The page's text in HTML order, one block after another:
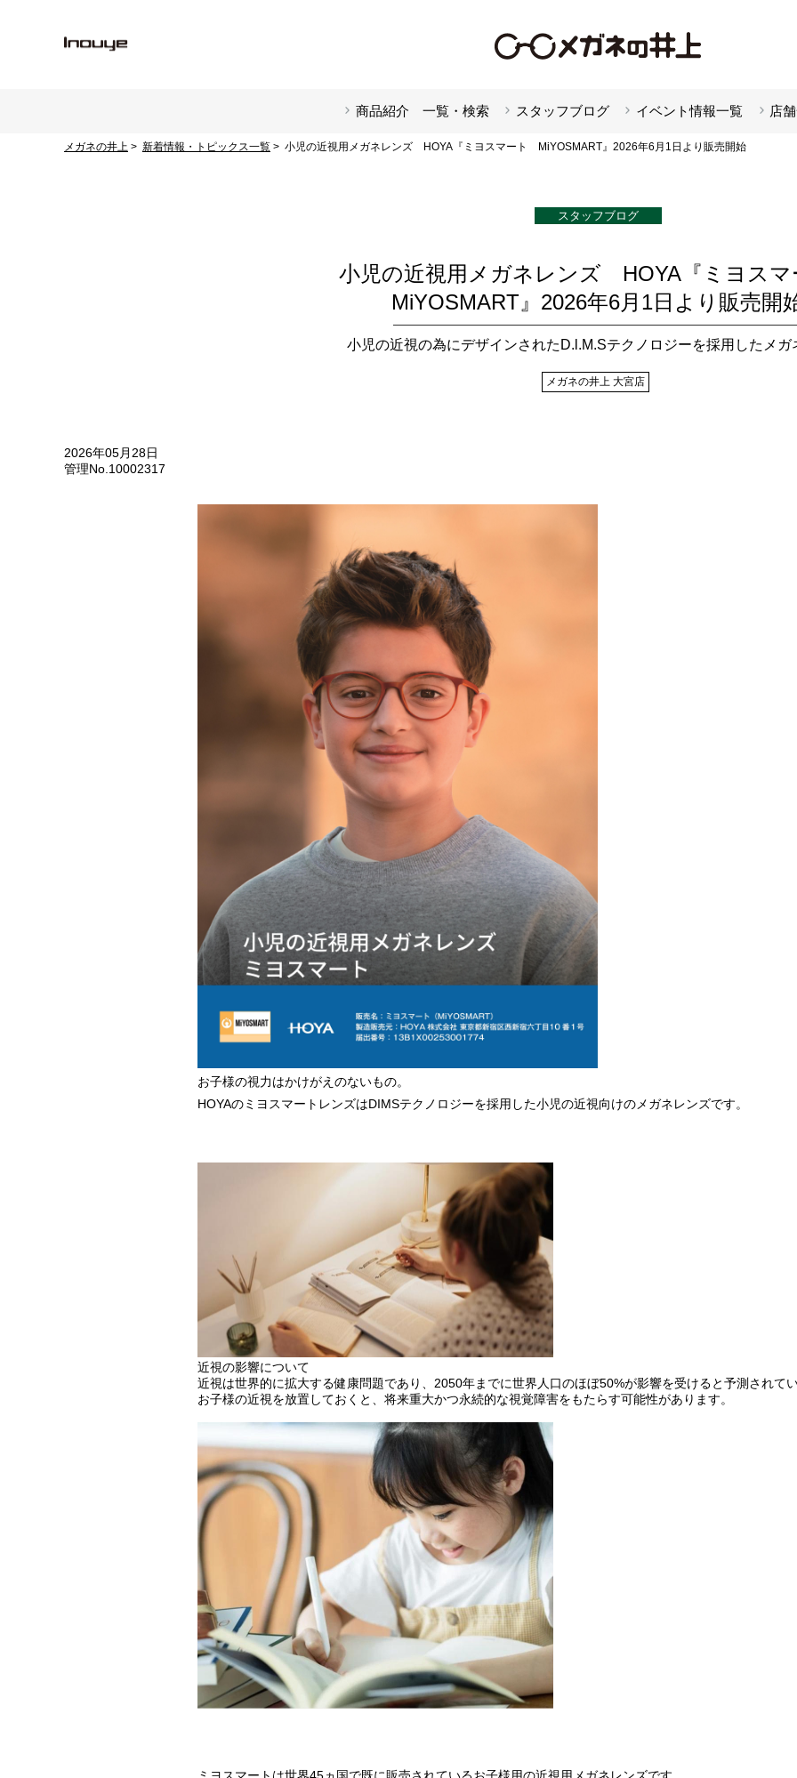
商品紹介 一覧・検索 スタッフブログ イベント情報一覧 店
メガネの井上 新着情報・トピックス一覧 小児の近視用メガネレンズ HOYA『ミヨスマート MiYOSMART』2026年6月1日より販売開始
スタッフブログ
小児の近視用メガネレンズ HOYA『ミヨス
MiYOSMART』2026年6月1日より販売開
小児の近視の為にデザインされたD.l.M.Sテクノロジーを採用したメガ
メガネの井上 大宮店
2026年05月28日
管理No.10002317
お子様の視力はかけがえのないもの。
HOYAのミヨスマートレンズはDIMSテクノロジーを採用した小児の近視向けのメガネレンズです。
近視の影響について
近視は世界的に拡大する健康問題であり、2050年までに世界人口のほぼ50%が影響を受けると予測されて
お子様の近視を放置しておくと、将来重大かつ永続的な視覚障害をもたらす可能性があります。